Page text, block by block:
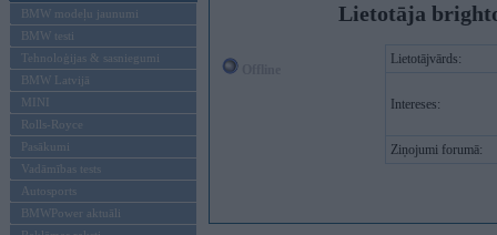
BMW modeļu jaunumi
BMW testi
Tehnoloģijas & sasniegumi
BMW Latvijā
MINI
Rolls-Royce
Pasākumi
Vadāmības tests
Autosports
BMWPower aktuāli
Lietotāja
Lietotājvārds:
Intereses:
Ziņojumi forumā: